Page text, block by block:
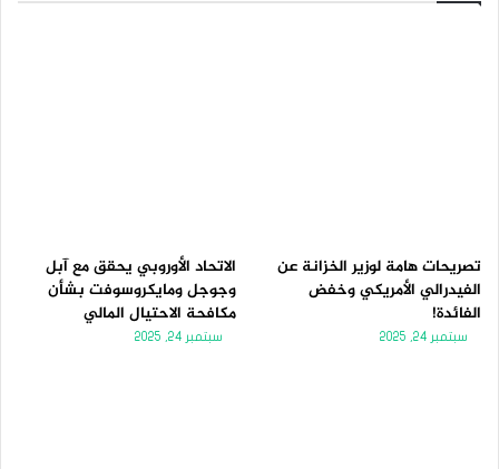
تصريحات هامة لوزير الخزانة عن
الفيدرالي الأمريكي وخفض
الفائدة!
سبتمبر 24, 2025
الاتحاد الأوروبي يحقق مع آبل
وجوجل ومايكروسوفت بشأن
مكافحة الاحتيال المالي
سبتمبر 24, 2025